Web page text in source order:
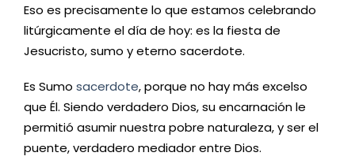
Eso es precisamente lo que estamos celebrando
litúrgicamente el día de hoy: es la fiesta de
Jesucristo, sumo y eterno sacerdote.
Es Sumo sacerdote, porque no hay más excelso
que Él. Siendo verdadero Dios, su encarnación le
permitió asumir nuestra pobre naturaleza, y ser el
puente, verdadero mediador entre Dios.